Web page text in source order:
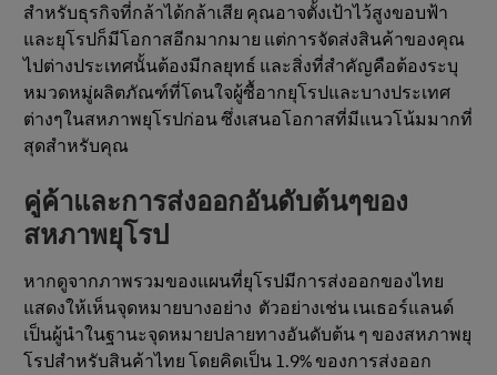
สําหรับธุรกิจที่กล้าได้กล้าเสีย คุณอาจตั้งเป้าไว้สูงขอบฟ้า
และยุโรปก็มีโอกาสอีกมากมาย แต่การจัดส่งสินค้าของคุณ
ไปต่างประเทศนั้นต้องมีกลยุทธ์ และสิ่งที่สำคัญคือต้องระบุ
หมวดหมู่ผลิตภัณฑ์ที่โดนใจผู้ซื้อากยุโรปและบางประเทศ
ต่างๆในสหภาพยุโรปก่อน ซึ่งเสนอโอกาสที่มีแนวโน้มมากที่
สุดสําหรับคุณ
คู่ค้าและการส่งออกอันดับต้นๆของ
สหภาพยุโรป
หากดูจากภาพรวมของแผนที่ยุโรปมีการส่งออกของไทย
แสดงให้เห็นจุดหมายบางอย่าง ตัวอย่างเช่น เนเธอร์แลนด์
เป็นผู้นําในฐานะจุดหมายปลายทางอันดับต้น ๆ ของสหภาพยุ
โรปสําหรับสินค้าไทย โดยคิดเป็น 1.9% ของการส่งออก